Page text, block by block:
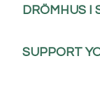
DRÖMHUS I
SUPPORT